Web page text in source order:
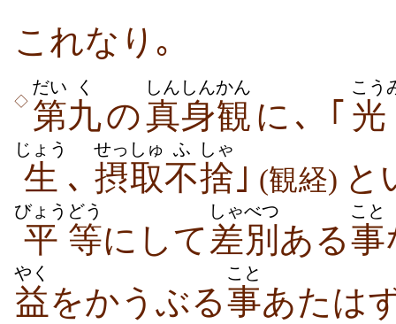
これなり｡
◇ 第
だい
九
く
の真身
しんしん
観
かん
に､ ｢ 光
こう
生
じょう
､ 摂取
せっしゅ
不
ふ
捨
しゃ
｣ (観経) と
平
びょう
等
どう
にして差別
しゃべつ
ある事
こと
益
やく
をかうぶる事
こと
あたは